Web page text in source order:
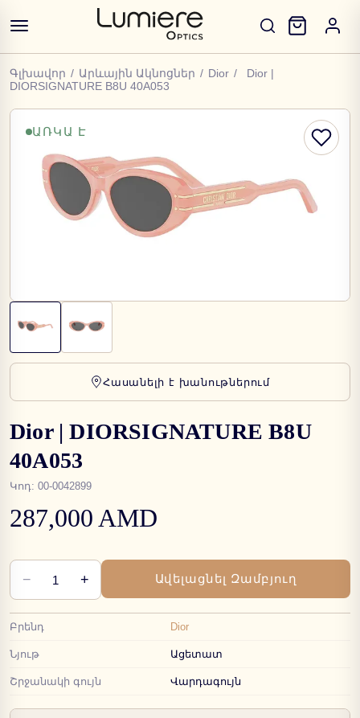
Գլխավոր / Արևային Ակնոցներ / Dior /
Dior |
DIORSIGNATURE B8U 40A053
ԱՌԿԱ Է
Հասանելի է խանութներում
Dior | DIORSIGNATURE B8U
40A053
Կոդ: 00-0042899
287,000 AMD
− 1 + Ավելացնել Զամբյուղ
Բրենդ Dior
Նյութ Ացետատ
Շրջանակի գույն Վարդագույն